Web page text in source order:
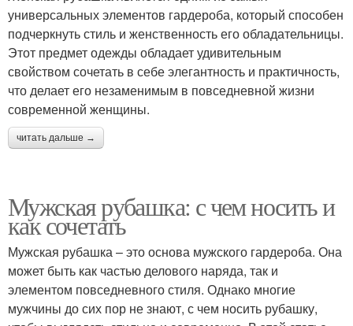
универсальных элементов гардероба, который способен
подчеркнуть стиль и женственность его обладательницы.
Этот предмет одежды обладает удивительным
свойством сочетать в себе элегантность и практичность,
что делает его незаменимым в повседневной жизни
современной женщины.
читать дальше →
Мужская рубашка: с чем носить и
как сочетать
Мужская рубашка – это основа мужского гардероба. Она
может быть как частью делового наряда, так и
элементом повседневного стиля. Однако многие
мужчины до сих пор не знают, с чем носить рубашку,